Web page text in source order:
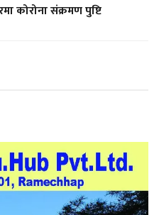
कोरोना संक्रमण पुष्टि